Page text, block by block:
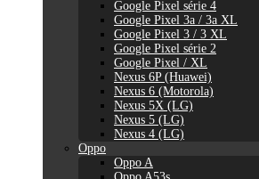
Google Pixel série 4
Google Pixel 3a / 3a XL
Google Pixel 3 / 3 XL
Google Pixel série 2
Google Pixel / XL
Nexus 6P (Huawei)
Nexus 6 (Motorola)
Nexus 5X (LG)
Nexus 5 (LG)
Nexus 4 (LG)
Oppo
Oppo A